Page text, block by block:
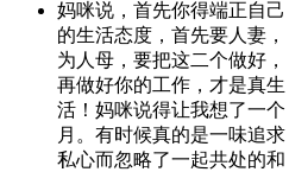
妈咪说，首先你得端正自己
的生活态度，首先要人妻，
为人母，要把这二个做好，
再做好你的工作，才是真生
活！妈咪说得让我想了一个
月。有时候真的是一味追求
私心而忽略了一起共处的和